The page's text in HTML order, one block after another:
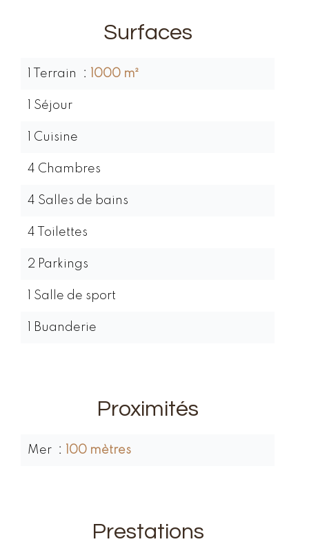
Surfaces
1 Terrain 1000 m²
1 Séjour
1 Cuisine
4 Chambres
4 Salles de bains
4 Toilettes
2 Parkings
1 Salle de sport
1 Buanderie
Proximités
Mer 100 mètres
Prestations